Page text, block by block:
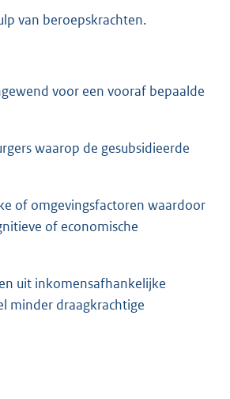
van beroepskrachten.
voor een vooraf bepaalde
waarop de gesubsidieerde
of omgevingsfactoren waardoor
of economische
uit inkomensafhankelijke
minder draagkrachtige